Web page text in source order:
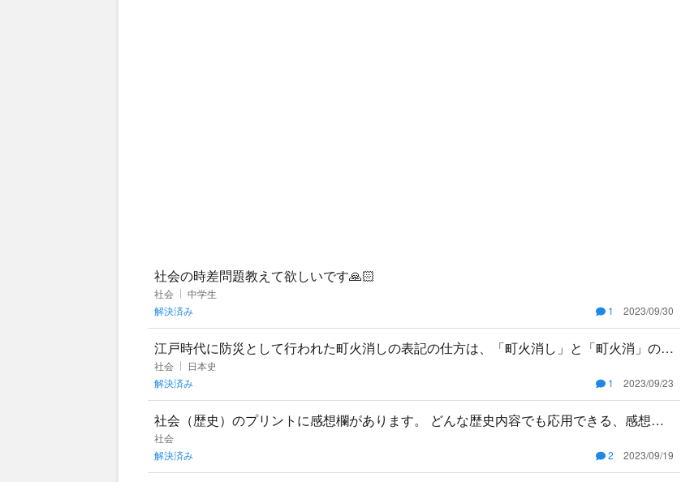
社会の時差問題教えて欲しいです🙏🏻
社会
中学生
解決済み
1 2023/09/30
江戸時代に防災として行われた町火消しの表記の仕方は、「町火消し」と「町火消」のど
ちらが正しいですか？また、どちらも正しい
社会
日本史
解決済み
1 2023/09/23
社会（歴史）のプリントに感想欄があります。 どんな歴史内容でも応用できる、感想の
書き方のテンプレートの例を教えていただけ
社会
解決済み
2 2023/09/19